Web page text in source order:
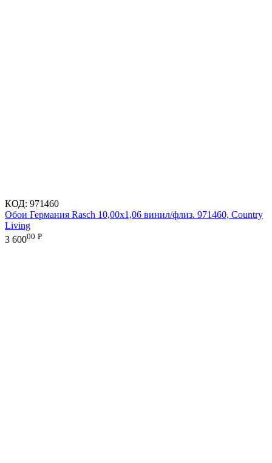
КОД: 971460
Обои Германия Rasch 10,00x1,06 винил/флиз. 971460, Country
Living
3 60000 Р